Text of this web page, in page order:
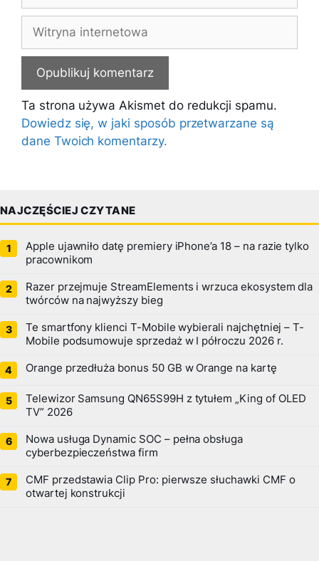
Witryna
internetowa
Ta strona używa Akismet do redukcji spamu.
Dowiedz się, w jaki sposób przetwarzane są
dane Twoich komentarzy.
NAJCZĘŚCIEJ CZYTANE
Apple ujawniło datę premiery iPhone’a 18 – na razie tylko
pracownikom
Razer przejmuje StreamElements i wrzuca ekosystem dla
twórców na najwyższy bieg
Te smartfony klienci T-Mobile wybierali najchętniej – T-
Mobile podsumowuje sprzedaż w I półroczu 2026 r.
Orange przedłuża bonus 50 GB w Orange na kartę
Telewizor Samsung QN65S99H z tytułem „King of OLED
TV” 2026
Nowa usługa Dynamic SOC – pełna obsługa
cyberbezpieczeństwa firm
CMF przedstawia Clip Pro: pierwsze słuchawki CMF o
otwartej konstrukcji